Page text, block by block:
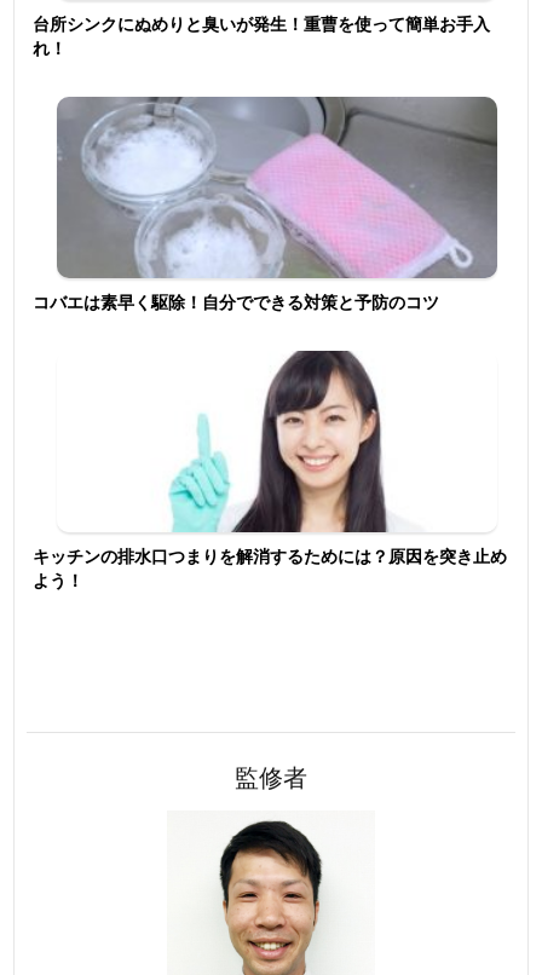
台所シンクにぬめりと臭いが発生！重曹を使って簡単お手入
れ！
コバエは素早く駆除！自分でできる対策と予防のコツ
キッチンの排水口つまりを解消するためには？原因を突き止め
よう！
監修者